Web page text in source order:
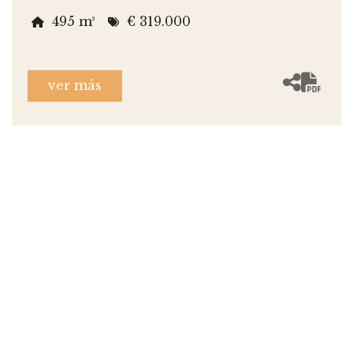
495 m² € 319.000
ver más